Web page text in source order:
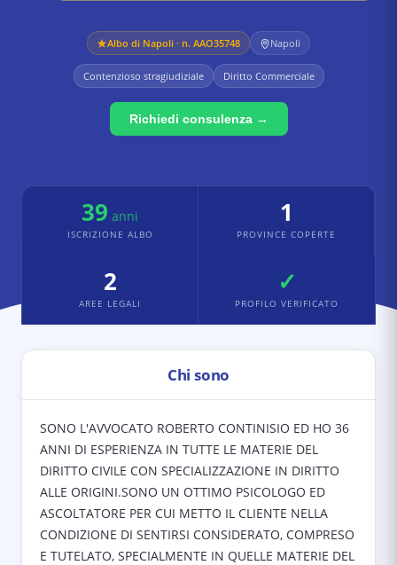
Albo di Napoli · n. AAO35748 Napoli
Contenzioso stragiudiziale Diritto Commerciale
Richiedi consulenza →
39 anni
ISCRIZIONE ALBO
1
PROVINCE COPERTE
2
AREE LEGALI
✓
PROFILO VERIFICATO
Chi sono
SONO L'AVVOCATO ROBERTO CONTINISIO ED HO 36
ANNI DI ESPERIENZA IN TUTTE LE MATERIE DEL
DIRITTO CIVILE CON SPECIALIZZAZIONE IN DIRITTO
ALLE ORIGINI.SONO UN OTTIMO PSICOLOGO ED
ASCOLTATORE PER CUI METTO IL CLIENTE NELLA
CONDIZIONE DI SENTIRSI CONSIDERATO, COMPRESO
E TUTELATO, SPECIALMENTE IN QUELLE MATERIE DEL